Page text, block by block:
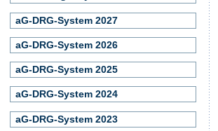
aG-DRG-System 2027
aG-DRG-System 2026
aG-DRG-System 2025
aG-DRG-System 2024
aG-DRG-System 2023